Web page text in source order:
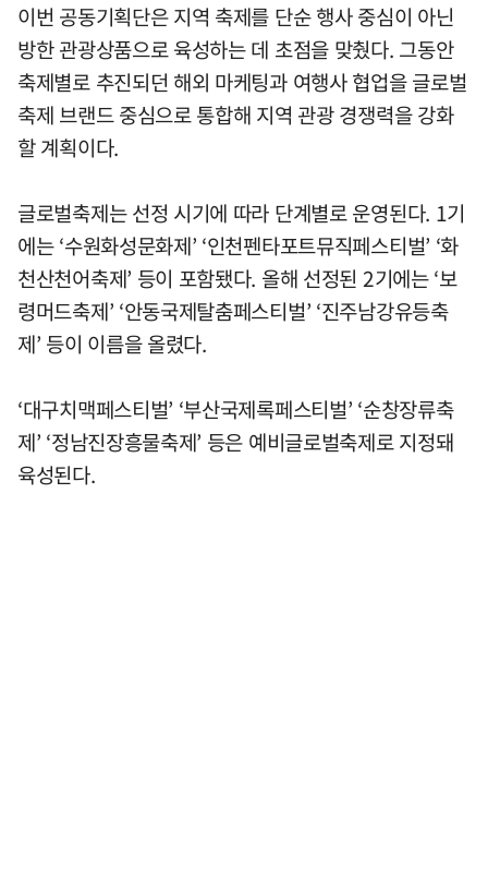
이번 공동기획단은 지역 축제를 단순 행사 중심이 아닌
방한 관광상품으로 육성하는 데 초점을 맞췄다. 그동안
축제별로 추진되던 해외 마케팅과 여행사 협업을 글로벌
축제 브랜드 중심으로 통합해 지역 관광 경쟁력을 강화
할 계획이다.
글로벌축제는 선정 시기에 따라 단계별로 운영된다. 1기
에는 ‘수원화성문화제’ ‘인천펜타포트뮤직페스티벌’ ‘화
천산천어축제’ 등이 포함됐다. 올해 선정된 2기에는 ‘보
령머드축제’ ‘안동국제탈춤페스티벌’ ‘진주남강유등축
제’ 등이 이름을 올렸다.
‘대구치맥페스티벌’ ‘부산국제록페스티벌’ ‘순창장류축
제’ ‘정남진장흥물축제’ 등은 예비글로벌축제로 지정돼
육성된다.